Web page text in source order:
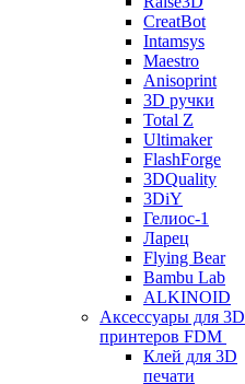
CreatBot
Intamsys
Maestro
Anisoprint
3D ручки
Total Z
Ultimaker
FlashForge
3DQuality
3DiY
Гелиос-1
Ларец
Flying Bear
Bambu Lab
ALKINOID
Аксессуары для 3D
принтеров FDM
Клей для 3D
печати